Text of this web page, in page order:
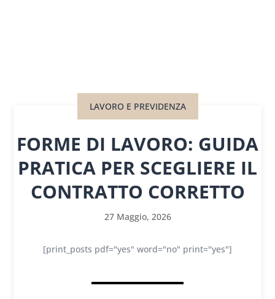
LAVORO E PREVIDENZA
FORME DI LAVORO: GUIDA
PRATICA PER SCEGLIERE IL
CONTRATTO CORRETTO
27 Maggio, 2026
[print_posts pdf="yes" word="no" print="yes"]